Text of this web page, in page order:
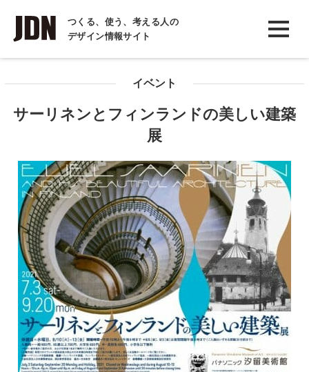
つくる、使う、考える人の
デザイン情報サイト
INTERVIEW
インタビュー
イベント
サーリネンとフィンランドの美しい建築
展